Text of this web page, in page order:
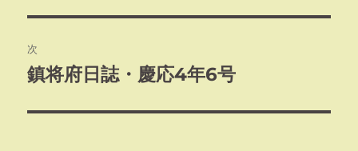
ビ
ゲ
ー
投
稿:
次
次
投
鎮将府日誌・慶応4年6号